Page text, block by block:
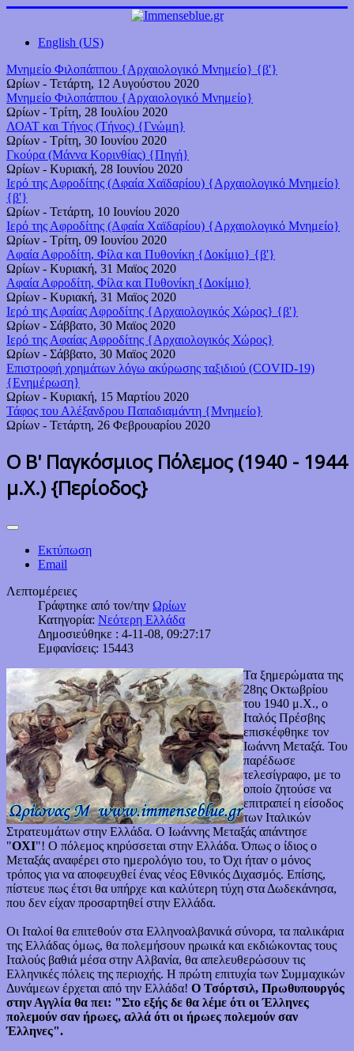
English (US)
Μνημείο Φιλοπάππου {Αρχαιολογικό Μνημείο} {β'}
Ωρίων - Τετάρτη, 12 Αυγούστου 2020
Μνημείο Φιλοπάππου {Αρχαιολογικό Μνημείο}
Ωρίων - Τρίτη, 28 Ιουλίου 2020
ΛΟΑΤ και Τήνος (Τήνος) {Γνώμη}
Ωρίων - Τρίτη, 30 Ιουνίου 2020
Γκούρα (Μάννα Κορινθίας) {Πηγή}
Ωρίων - Κυριακή, 28 Ιουνίου 2020
Ιερό της Αφροδίτης (Αφαία Χαϊδαρίου) {Αρχαιολογικό Μνημείο}
{β'}
Ωρίων - Τετάρτη, 10 Ιουνίου 2020
Ιερό της Αφροδίτης (Αφαία Χαϊδαρίου) {Αρχαιολογικό Μνημείο}
Ωρίων - Τρίτη, 09 Ιουνίου 2020
Αφαία Αφροδίτη, Φίλα και Πυθονίκη {Δοκίμιο} {β'}
Ωρίων - Κυριακή, 31 Μαϊος 2020
Αφαία Αφροδίτη, Φίλα και Πυθονίκη {Δοκίμιο}
Ωρίων - Κυριακή, 31 Μαϊος 2020
Ιερό της Αφαίας Αφροδίτης {Αρχαιολογικός Χώρος} {β'}
Ωρίων - Σάββατο, 30 Μαϊος 2020
Ιερό της Αφαίας Αφροδίτης {Αρχαιολογικός Χώρος}
Ωρίων - Σάββατο, 30 Μαϊος 2020
Επιστροφή χρημάτων λόγω ακύρωσης ταξιδιού (COVID-19)
{Ενημέρωση}
Ωρίων - Κυριακή, 15 Μαρτίου 2020
Τάφος του Αλέξανδρου Παπαδιαμάντη {Μνημείο}
Ωρίων - Τετάρτη, 26 Φεβρουαρίου 2020
Ο Β' Παγκόσμιος Πόλεμος (1940 - 1944
μ.Χ.) {Περίοδος}
Εκτύπωση
Email
Λεπτομέρειες
Γράφτηκε από τον/την Ωρίων
Κατηγορία: Νεότερη Ελλάδα
Δημοσιεύθηκε : 4-11-08, 09:27:17
Εμφανίσεις: 15443
Τα ξημερώματα της
28ης Οκτωβρίου
του 1940 μ.Χ., ο
Ιταλός Πρέσβης
επισκέφθηκε τον
Ιωάννη Μεταξά. Του
παρέδωσε
τελεσίγραφο, με το
οποίο ζητούσε να
επιτραπεί η είσοδος
των Ιταλικών
Στρατευμάτων στην Ελλάδα. Ο Ιωάννης Μεταξάς απάντησε
"ΟΧΙ"! Ο πόλεμος κηρύσσεται στην Ελλάδα. Όπως ο ίδιος ο
Μεταξάς αναφέρει στο ημερολόγιο του, το Όχι ήταν ο μόνος
τρόπος για να αποφευχθεί ένας νέος Εθνικός Διχασμός. Επίσης,
πίστευε πως έτσι θα υπήρχε και καλύτερη τύχη στα Δωδεκάνησα,
που δεν είχαν προσαρτηθεί στην Ελλάδα.
Οι Ιταλοί θα επιτεθούν στα Ελληνοαλβανικά σύνορα, τα παλικάρια
της Ελλάδας όμως, θα πολεμήσουν ηρωικά και εκδιώκοντας τους
Ιταλούς βαθιά μέσα στην Αλβανία, θα απελευθερώσουν τις
Ελληνικές πόλεις της περιοχής. Η πρώτη επιτυχία των Συμμαχικών
Δυνάμεων έρχεται από την Ελλάδα! Ο Τσόρτσιλ, Πρωθυπουργός
στην Αγγλία θα πει: "Στο εξής δε θα λέμε ότι οι Έλληνες
πολεμούν σαν ήρωες, αλλά ότι οι ήρωες πολεμούν σαν
Έλληνες".